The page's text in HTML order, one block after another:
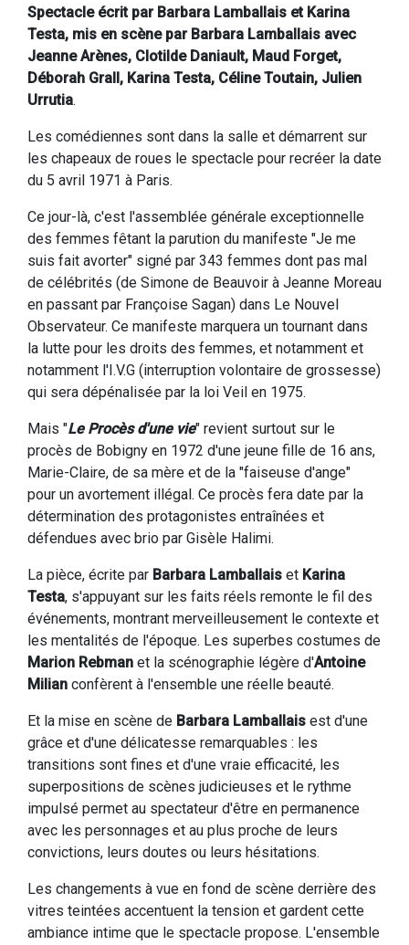
Spectacle écrit par Barbara Lamballais et Karina
Testa, mis en scène par Barbara Lamballais avec
Jeanne Arènes, Clotilde Daniault, Maud Forget,
Déborah Grall, Karina Testa, Céline Toutain, Julien
Urrutia.
Les comédiennes sont dans la salle et démarrent sur
les chapeaux de roues le spectacle pour recréer la date
du 5 avril 1971 à Paris.
Ce jour-là, c'est l'assemblée générale exceptionnelle
des femmes fêtant la parution du manifeste "Je me
suis fait avorter" signé par 343 femmes dont pas mal
de célébrités (de Simone de Beauvoir à Jeanne Moreau
en passant par Françoise Sagan) dans Le Nouvel
Observateur. Ce manifeste marquera un tournant dans
la lutte pour les droits des femmes, et notamment et
notamment l'I.V.G (interruption volontaire de grossesse)
qui sera dépénalisée par la loi Veil en 1975.
Mais "Le Procès d'une vie" revient surtout sur le
procès de Bobigny en 1972 d'une jeune fille de 16 ans,
Marie-Claire, de sa mère et de la "faiseuse d'ange"
pour un avortement illégal. Ce procès fera date par la
détermination des protagonistes entraînées et
défendues avec brio par Gisèle Halimi.
La pièce, écrite par Barbara Lamballais et Karina
Testa, s'appuyant sur les faits réels remonte le fil des
événements, montrant merveilleusement le contexte et
les mentalités de l'époque. Les superbes costumes de
Marion Rebman et la scénographie légère d'Antoine
Milian confèrent à l'ensemble une réelle beauté.
Et la mise en scène de Barbara Lamballais est d'une
grâce et d'une délicatesse remarquables : les
transitions sont fines et d'une vraie efficacité, les
superpositions de scènes judicieuses et le rythme
impulsé permet au spectateur d'être en permanence
avec les personnages et au plus proche de leurs
convictions, leurs doutes ou leurs hésitations.
Les changements à vue en fond de scène derrière des
vitres teintées accentuent la tension et gardent cette
ambiance intime que le spectacle propose. L'ensemble